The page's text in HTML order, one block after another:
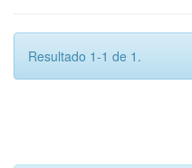
Resultado 1-1 de 1.